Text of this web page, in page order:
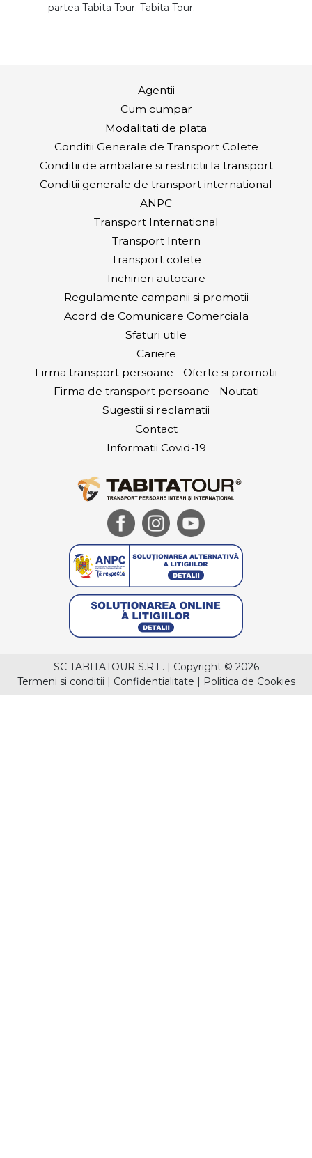
partea Tabita Tour. Tabita Tour.
Agentii
Cum cumpar
Modalitati de plata
Conditii Generale de Transport Colete
Conditii de ambalare si restrictii la transport
Conditii generale de transport international
ANPC
Transport International
Transport Intern
Transport colete
Inchirieri autocare
Regulamente campanii si promotii
Acord de Comunicare Comerciala
Sfaturi utile
Cariere
Firma transport persoane - Oferte si promotii
Firma de transport persoane - Noutati
Sugestii si reclamatii
Contact
Informatii Covid-19
SC TABITATOUR S.R.L. | Copyright © 2026
Termeni si conditii | Confidentialitate | Politica de Cookies